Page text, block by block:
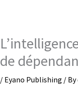
de
/ Eyano Publishing / By